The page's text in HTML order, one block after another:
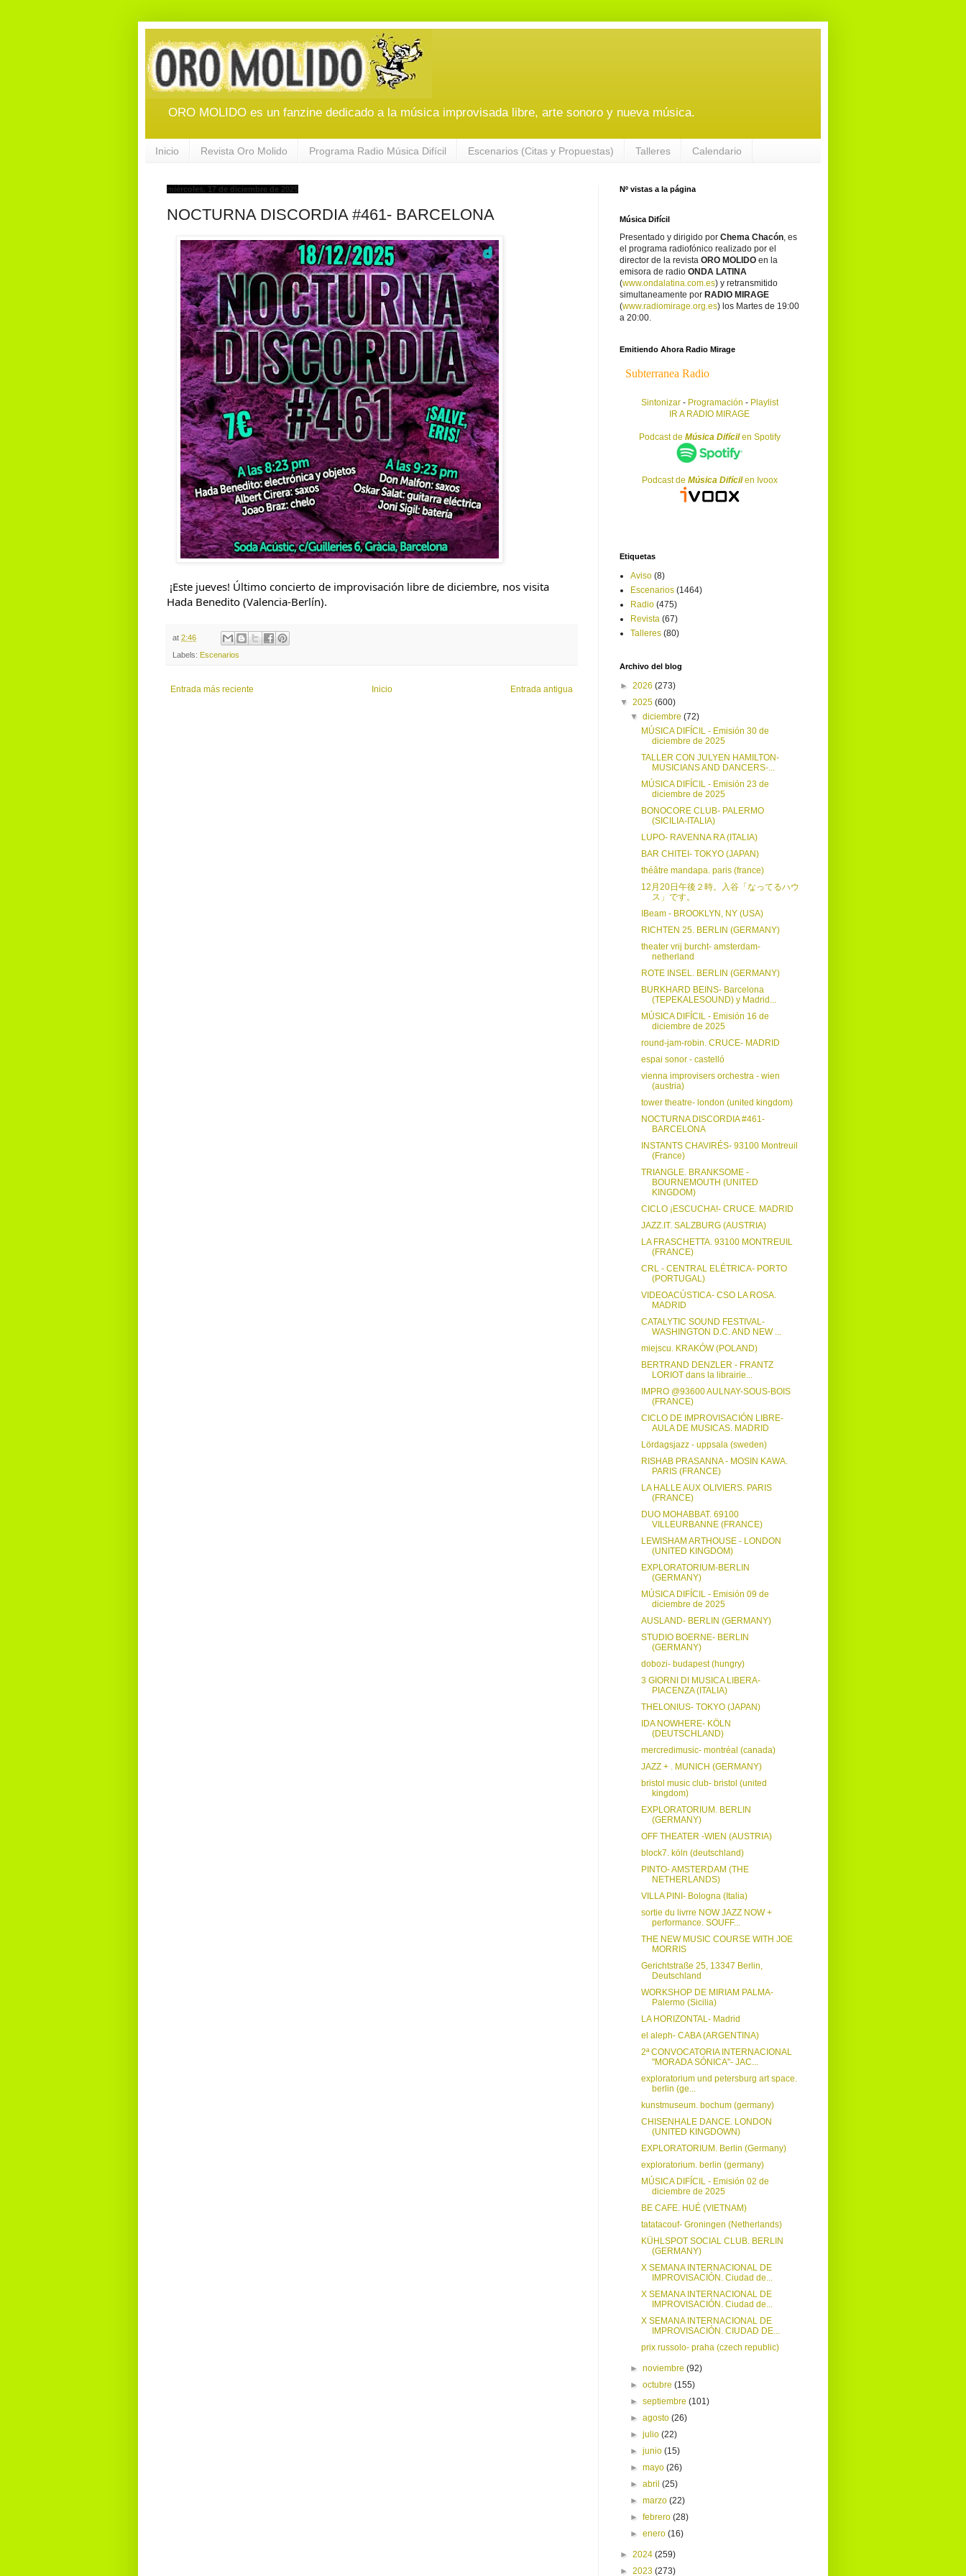
ORO MOLIDO es un fanzine dedicado a la música improvisada libre, arte sonoro y nueva música.
Inicio Revista Oro Molido Programa Radio Música Difícil Escenarios (Citas y Propuestas) Talleres Calendario
miércoles, 17 de diciembre de 2025
NOCTURNA DISCORDIA #461- BARCELONA
¡Este jueves! Último concierto de improvisación libre de diciembre, nos visita
Hada Benedito (Valencia-Berlín).
at 2:46
Labels: Escenarios
Entrada más reciente Entrada antigua
Inicio
Nº vistas a la página
Música Difícil
Presentado y dirigido por Chema Chacón, es
el programa radiofónico realizado por el
director de la revista ORO MOLIDO en la
emisora de radio ONDA LATINA
(www.ondalatina.com.es) y retransmitido
simultaneamente por RADIO MIRAGE
(www.radiomirage.org.es) los Martes de 19:00
a 20:00.
Emitiendo Ahora Radio Mirage
Sintonizar - Programación - Playlist
IR A RADIO MIRAGE
Podcast de Música Difícilen Spotify
Podcast de Música Difícilen Ivoox
Etiquetas
Aviso (8)
Escenarios (1464)
Radio (475)
Revista (67)
Talleres (80)
Archivo del blog
► 2026 (273)
▼ 2025 (600)
▼diciembre(72)
MÚSICA DIFÍCIL - Emisión 30 de
diciembre de 2025
TALLER CON JULYEN HAMILTON-
MUSICIANS AND DANCERS-...
MÚSICA DIFÍCIL - Emisión 23 de
diciembre de 2025
BONOCORE CLUB- PALERMO
(SICILIA-ITALIA)
LUPO- RAVENNA RA (ITALIA)
BAR CHITEI- TOKYO (JAPAN)
théâtre mandapa. paris (france)
12月20日午後２時。入谷「なってるハウ
ス」です。
IBeam - BROOKLYN, NY (USA)
RICHTEN 25. BERLIN (GERMANY)
theater vrij burcht- amsterdam-
netherland
ROTE INSEL. BERLIN (GERMANY)
BURKHARD BEINS- Barcelona
(TEPEKALESOUND) y Madrid...
MÚSICA DIFÍCIL - Emisión 16 de
diciembre de 2025
round-jam-robin. CRUCE- MADRID
espai sonor - castelló
vienna improvisers orchestra - wien
(austria)
tower theatre- london (united kingdom)
NOCTURNA DISCORDIA #461-
BARCELONA
INSTANTS CHAVIRÉS- 93100 Montreuil
(France)
TRIANGLE. BRANKSOME -
BOURNEMOUTH (UNITED
KINGDOM)
CICLO ¡ESCUCHA!- CRUCE. MADRID
JAZZ.IT. SALZBURG (AUSTRIA)
LA FRASCHETTA. 93100 MONTREUIL
(FRANCE)
CRL - CENTRAL ELÉTRICA- PORTO
(PORTUGAL)
VIDEOACÚSTICA- CSO LA ROSA.
MADRID
CATALYTIC SOUND FESTIVAL-
WASHINGTON D.C. AND NEW ...
miejscu. KRAKÓW (POLAND)
BERTRAND DENZLER - FRANTZ
LORIOT dans la librairie...
IMPRO @93600 AULNAY-SOUS-BOIS
(FRANCE)
CICLO DE IMPROVISACIÓN LIBRE-
AULA DE MUSICAS. MADRID
Lördagsjazz - uppsala (sweden)
RISHAB PRASANNA - MOSIN KAWA.
PARIS (FRANCE)
LA HALLE AUX OLIVIERS. PARIS
(FRANCE)
DUO MOHABBAT. 69100
VILLEURBANNE (FRANCE)
LEWISHAM ARTHOUSE - LONDON
(UNITED KINGDOM)
EXPLORATORIUM-BERLIN
(GERMANY)
MÚSICA DIFÍCIL - Emisión 09 de
diciembre de 2025
AUSLAND- BERLIN (GERMANY)
STUDIO BOERNE- BERLIN
(GERMANY)
dobozi- budapest (hungry)
3 GIORNI DI MUSICA LIBERA-
PIACENZA (ITALIA)
THELONIUS- TOKYO (JAPAN)
IDA NOWHERE- KÖLN
(DEUTSCHLAND)
mercredimusic- montréal (canada)
JAZZ + . MUNICH (GERMANY)
bristol music club- bristol (united
kingdom)
EXPLORATORIUM. BERLIN
(GERMANY)
OFF THEATER -WIEN (AUSTRIA)
block7. köln (deutschland)
PINTO- AMSTERDAM (THE
NETHERLANDS)
VILLA PINI- Bologna (Italia)
sortie du livrre NOW JAZZ NOW +
performance. SOUFF...
THE NEW MUSIC COURSE WITH JOE
MORRIS
Gerichtstraße 25, 13347 Berlin,
Deutschland
WORKSHOP DE MIRIAM PALMA-
Palermo (Sicilia)
LA HORIZONTAL- Madrid
el aleph- CABA (ARGENTINA)
2ª CONVOCATORIA INTERNACIONAL
"MORADA SÓNICA"- JAC...
exploratorium und petersburg art space.
berlin (ge...
kunstmuseum. bochum (germany)
CHISENHALE DANCE. LONDON
(UNITED KINGDOWN)
EXPLORATORIUM. Berlin (Germany)
exploratorium. berlin (germany)
MÚSICA DIFÍCIL - Emisión 02 de
diciembre de 2025
BE CAFE. HUÉ (VIETNAM)
tatatacouf- Groningen (Netherlands)
KÜHLSPOT SOCIAL CLUB. BERLIN
(GERMANY)
X SEMANA INTERNACIONAL DE
IMPROVISACIÓN. Ciudad de...
X SEMANA INTERNACIONAL DE
IMPROVISACIÓN. Ciudad de...
X SEMANA INTERNACIONAL DE
IMPROVISACIÓN. CIUDAD DE...
prix russolo- praha (czech republic)
►noviembre(92)
►octubre(155)
►septiembre(101)
►agosto(26)
►julio(22)
►junio(15)
►mayo(26)
►abril(25)
►marzo(22)
►febrero(28)
►enero(16)
► 2024 (259)
► 2023 (273)